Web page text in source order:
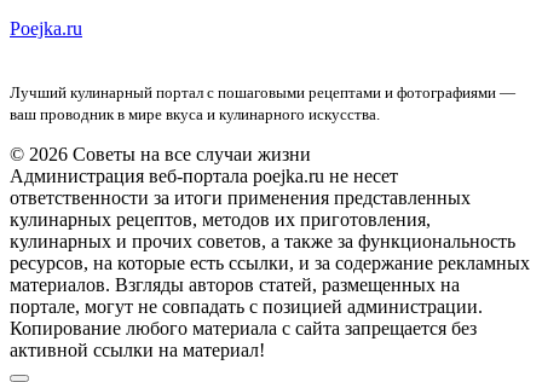
Poejka.ru
Лучший кулинарный портал с пошаговыми рецептами и фотографиями —
ваш проводник в мире вкуса и кулинарного искусства.
© 2026 Советы на все случаи жизни
Администрация веб-портала poejka.ru не несет
ответственности за итоги применения представленных
кулинарных рецептов, методов их приготовления,
кулинарных и прочих советов, а также за функциональность
ресурсов, на которые есть ссылки, и за содержание рекламных
материалов. Взгляды авторов статей, размещенных на
портале, могут не совпадать с позицией администрации.
Копирование любого материала с сайта запрещается без
активной ссылки на материал!